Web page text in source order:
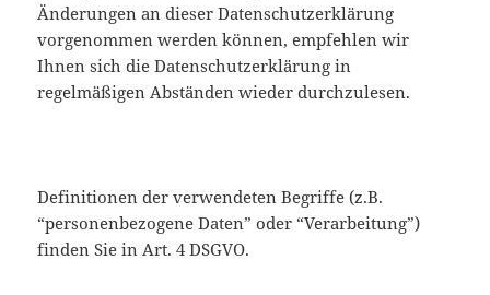
Änderungen an dieser Datenschutzerklärung
vorgenommen werden können, empfehlen wir
Ihnen sich die Datenschutzerklärung in
regelmäßigen Abständen wieder durchzulesen.
Definitionen der verwendeten Begriffe (z.B.
“personenbezogene Daten” oder “Verarbeitung”)
finden Sie in Art. 4 DSGVO.